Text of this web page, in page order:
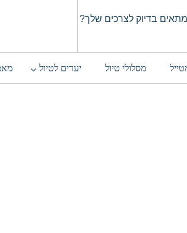
בדיוק לצרכים שלך?
מסלולי טיול יעדים לטיול